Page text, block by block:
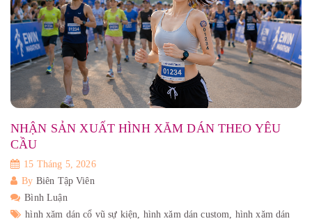
NHẬN SẢN XUẤT HÌNH XĂM DÁN THEO YÊU
CẦU
15 Tháng 5, 2026
By Biên Tập Viên
Bình Luận
hình xăm dán cổ vũ sự kiện, hình xăm dán custom, hình xăm dán